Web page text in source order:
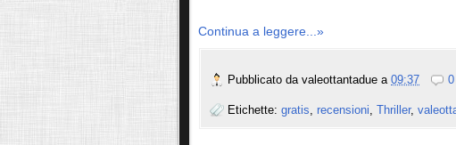
Continua a leggere...»
Pubblicato da valeottantadue a 09:37
Etichette: gratis, recensioni, Thriller,